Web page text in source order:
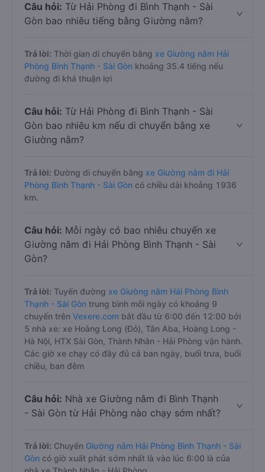
Câu hỏi: Từ Hải Phòng đi Bình Thạnh - Sài
Gòn bao nhiêu tiếng bằng Giường nằm?
Trả lời: Thời gian di chuyển bằng xe Giường nằm Hải
Phòng Bình Thạnh - Sài Gòn khoảng 35.4 tiếng nếu
đường đi khá thuận lợi
Câu hỏi: Từ Hải Phòng đi Bình Thạnh - Sài
Gòn bao nhiêu km nếu di chuyển bằng xe
Giường nằm?
Trả lời: Đường di chuyển bằng xe Giường nằm đi Hải
Phòng Bình Thạnh - Sài Gòn có chiều dài khoảng 1936
km.
Câu hỏi: Mỗi ngày có bao nhiêu chuyến xe
Giường nằm đi Hải Phòng Bình Thạnh - Sài
Gòn?
Trả lời: Tuyến đường xe Giường nằm Hải Phòng Bình
Thạnh - Sài Gòn trung bình mỗi ngày có khoảng 9
chuyến trên Vexere.com bắt đầu từ 6:00 đến 12:00 bởi
5 nhà xe: xe Hoàng Long (Đỏ), Tân Aba, Hoàng Long -
Hà Nội, HTX Sài Gòn, Thành Nhân - Hải Phòng vận hành.
Các giờ xe chạy có đầy đủ cả ban ngày, buổi trưa, buổi
chiều, ban đêm
Câu hỏi: Nhà xe Giường nằm đi Bình Thạnh
- Sài Gòn từ Hải Phòng nào chạy sớm nhất?
Trả lời: Chuyến Giường nằm Hải Phòng Bình Thạnh - Sài
Gòn có giờ xuất phát sớm nhất là vào lúc 6:00 là của